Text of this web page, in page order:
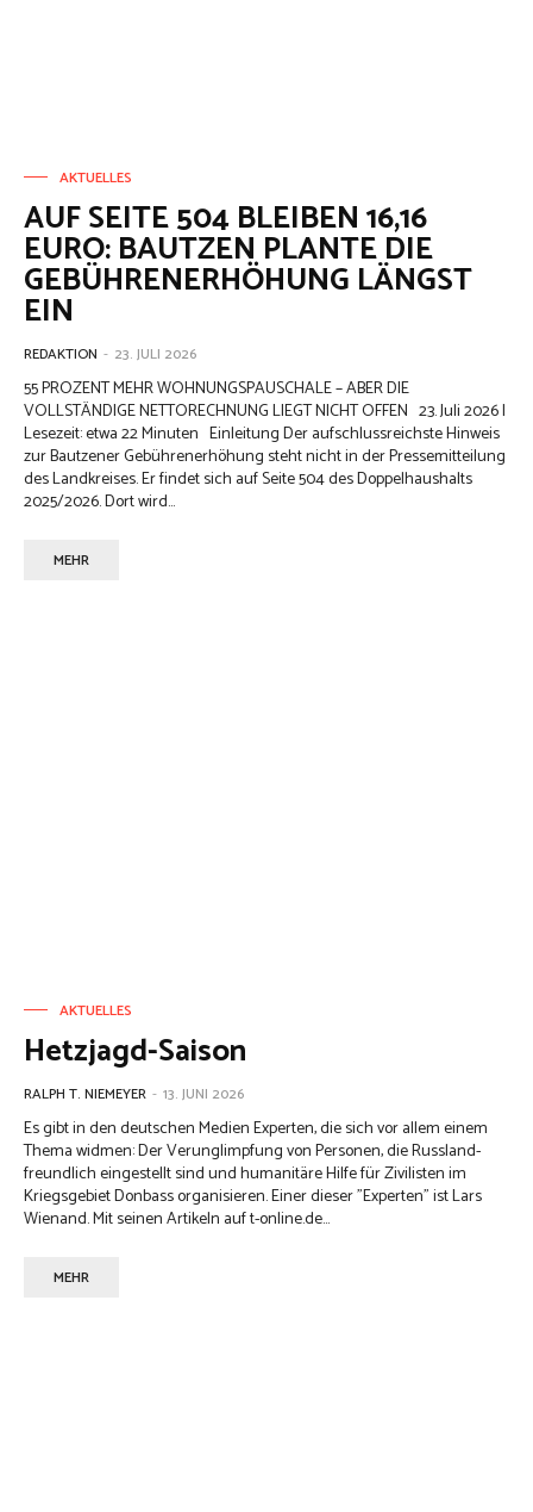
AKTUELLES
AUF SEITE 504 BLEIBEN 16,16
EURO: BAUTZEN PLANTE DIE
GEBÜHRENERHÖHUNG LÄNGST
EIN
REDAKTION - 23. JULI 2026
55 PROZENT MEHR WOHNUNGSPAUSCHALE – ABER DIE
VOLLSTÄNDIGE NETTORECHNUNG LIEGT NICHT OFFEN 23. Juli 2026 |
Lesezeit: etwa 22 Minuten Einleitung Der aufschlussreichste Hinweis
zur Bautzener Gebührenerhöhung steht nicht in der Pressemitteilung
des Landkreises. Er findet sich auf Seite 504 des Doppelhaushalts
2025/2026. Dort wird...
MEHR
AKTUELLES
Hetzjagd-Saison
RALPH T. NIEMEYER - 13. JUNI 2026
Es gibt in den deutschen Medien Experten, die sich vor allem einem
Thema widmen: Der Verunglimpfung von Personen, die Russland-
freundlich eingestellt sind und humanitäre Hilfe für Zivilisten im
Kriegsgebiet Donbass organisieren. Einer dieser "Experten" ist Lars
Wienand. Mit seinen Artikeln auf t-online.de...
MEHR